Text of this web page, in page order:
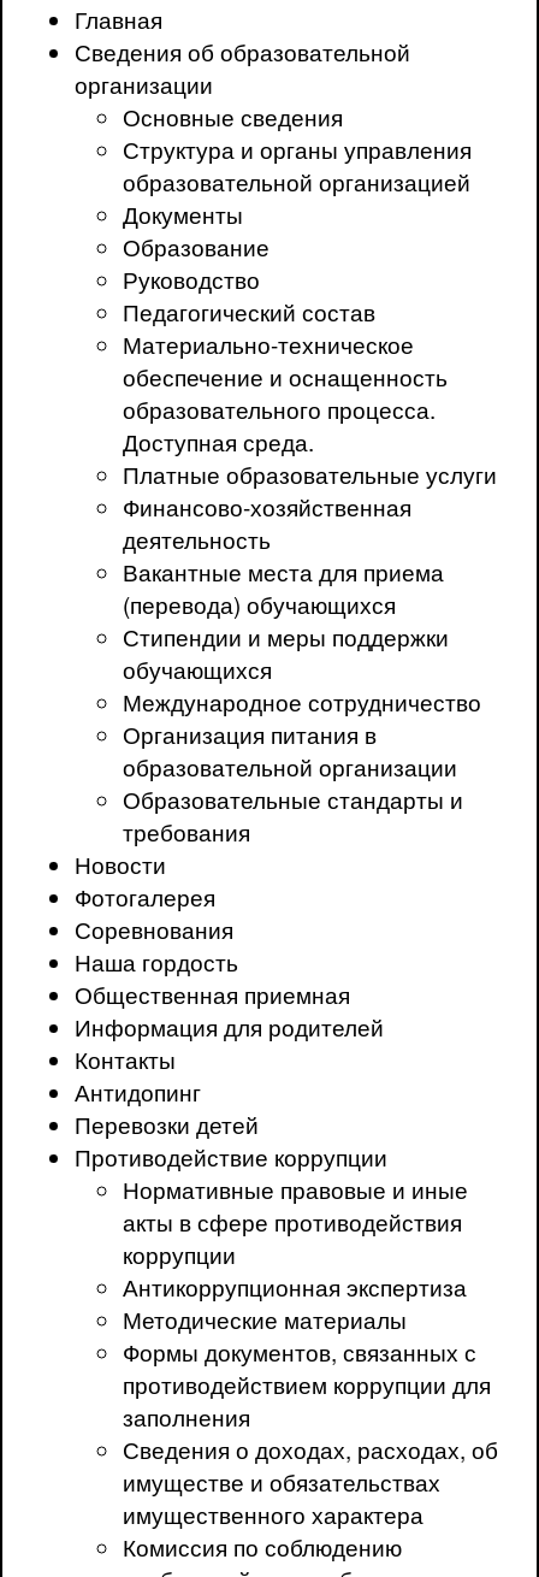
Главная
Сведения об образовательной
организации
Основные сведения
Структура и органы управления
образовательной организацией
Документы
Образование
Руководство
Педагогический состав
Материально-техническое
обеспечение и оснащенность
образовательного процесса.
Доступная среда.
Платные образовательные услуги
Финансово-хозяйственная
деятельность
Вакантные места для приема
(перевода) обучающихся
Стипендии и меры поддержки
обучающихся
Международное сотрудничество
Организация питания в
образовательной организации
Образовательные стандарты и
требования
Новости
Фотогалерея
Соревнования
Наша гордость
Общественная приемная
Информация для родителей
Контакты
Антидопинг
Перевозки детей
Противодействие коррупции
Нормативные правовые и иные
акты в сфере противодействия
коррупции
Антикоррупционная экспертиза
Методические материалы
Формы документов, связанных с
противодействием коррупции для
заполнения
Сведения о доходах, расходах, об
имуществе и обязательствах
имущественного характера
Комиссия по соблюдению